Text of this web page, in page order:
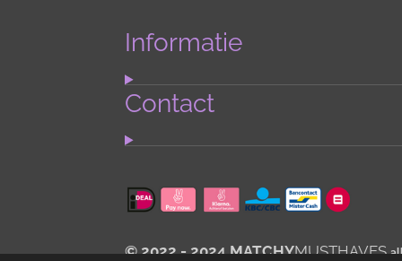
a
s
p
p
Informatie
Contact
© 2022 - 2024 MATCHYMUSTHAVES